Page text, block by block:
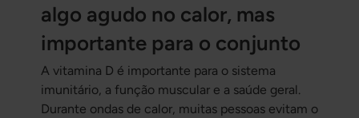
algo agudo no calor, mas
importante para o conjunto
A vitamina D é importante para o sistema
imunitário, a função muscular e a saúde geral.
Durante ondas de calor, muitas pessoas evitam o